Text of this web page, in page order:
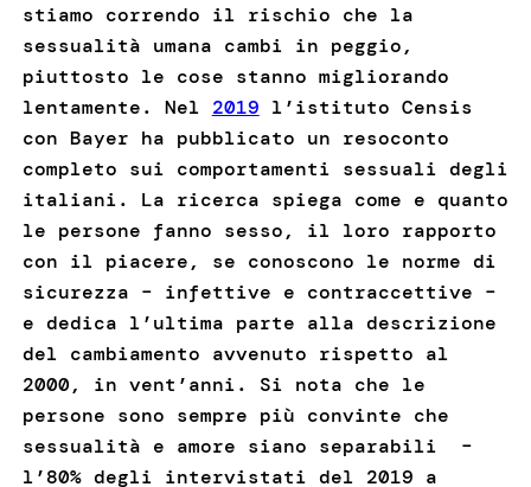
stiamo correndo il rischio che la
sessualità umana cambi in peggio,
piuttosto le cose stanno migliorando
lentamente. Nel 2019 l’istituto Censis
con Bayer ha pubblicato un resoconto
completo sui comportamenti sessuali degli
italiani. La ricerca spiega come e quanto
le persone fanno sesso, il loro rapporto
con il piacere, se conoscono le norme di
sicurezza – infettive e contraccettive –
e dedica l’ultima parte alla descrizione
del cambiamento avvenuto rispetto al
2000, in vent’anni. Si nota che le
persone sono sempre più convinte che
sessualità e amore siano separabili –
l’80% degli intervistati del 2019 a